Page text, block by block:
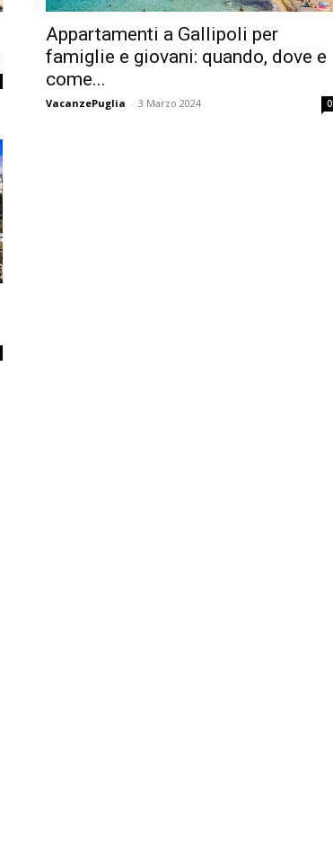
Appartamenti a Gallipoli per
famiglie e giovani: quando, dove e
come...
VacanzePuglia - 3 Marzo 2024 0